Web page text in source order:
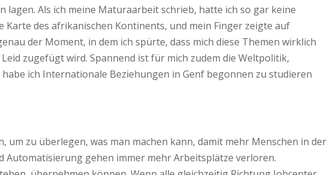
Als ich meine Maturaarbeit schrieb, hatte ich so gar keine
Karte des afrikanischen Kontinents, und mein Finger zeigte auf
der Moment, in dem ich spürte, dass mich diese Themen wirklich
zugefügt wird. Spannend ist für mich zudem die Weltpolitik,
ich Internationale Beziehungen in Genf begonnen zu studieren
zu überlegen, was man machen kann, damit mehr Menschen in der
gehen immer mehr Arbeitsplätze verloren.